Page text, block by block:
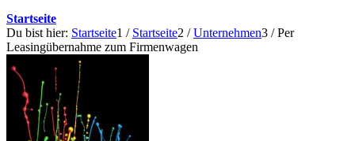
Startseite
Du bist hier: Startseite1 / Startseite2 / Unternehmen3 / Per
Leasingübernahme zum Firmenwagen